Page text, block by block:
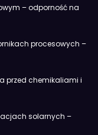
– odporność na
procesowych –
przed chemikaliami i
solarnych –